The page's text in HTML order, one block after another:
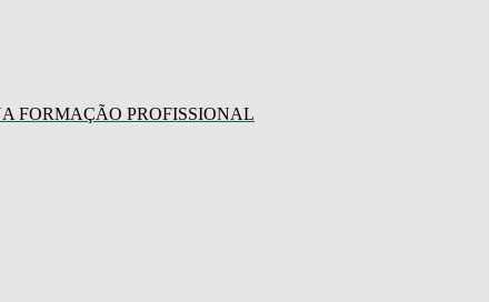
FORMAÇÃO PROFISSIONAL